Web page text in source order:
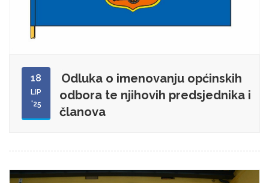
18
LIP
'25
Odluka o imenovanju općinskih
odbora te njihovih predsjednika i
članova